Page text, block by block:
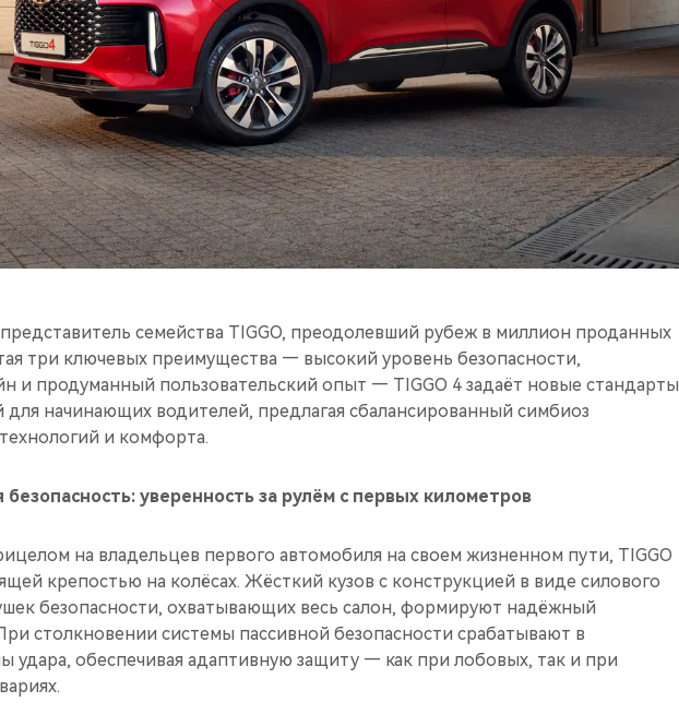
семейства TIGGO, преодолевший рубеж в миллион проданных
три ключевых преимущества — высокий уровень безопасности,
и продуманный пользовательский опыт — TIGGO 4 задаёт новые стандарты
начинающих водителей, предлагая сбалансированный симбиоз
и комфорта.
уверенность за рулём с первых километров
на владельцев первого автомобиля на своем жизненном пути, TIGGO
крепостью на колёсах. Жёсткий кузов с конструкцией в виде силового
безопасности, охватывающих весь салон, формируют надёжный
столкновении системы пассивной безопасности срабатывают в
удара, обеспечивая адаптивную защиту — как при лобовых, так и при